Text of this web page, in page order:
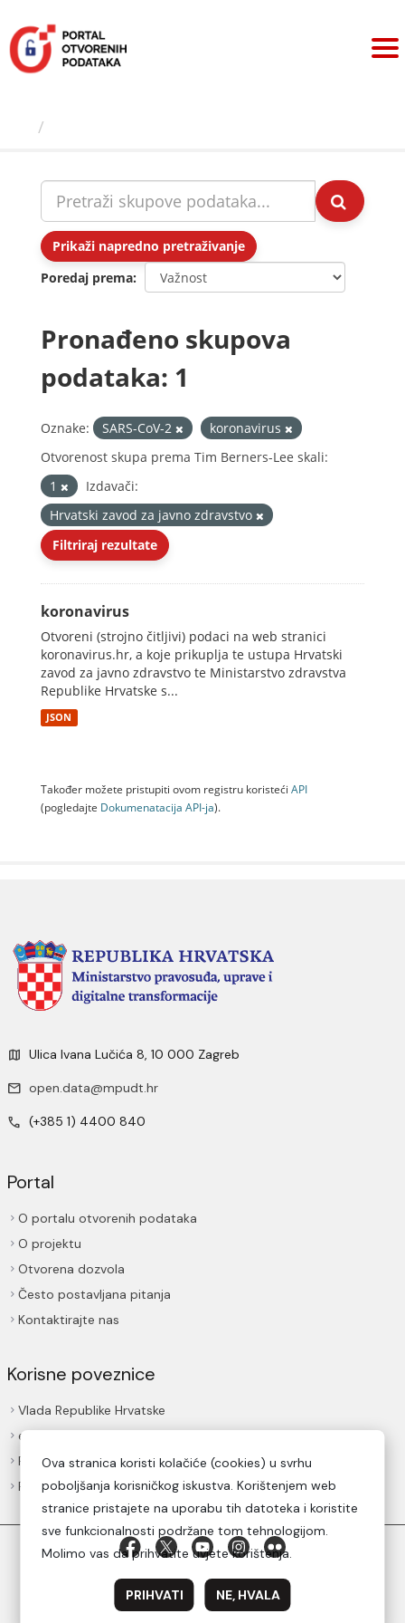
sadržaj
Prikaži napredno pretraživanje
Poredaj prema
Pronađeno skupova
podataka: 1
Oznake: SARS-CoV-2
koronavirus
Otvorenost skupa prema Tim Berners-Lee skali:
1
Izdavači:
Hrvatski zavod za javno zdravstvo
Filtriraj rezultate
koronavirus
Otvoreni (strojno čitljivi) podaci na web stranici
koronavirus.hr, a koje prikuplja te ustupa Hrvatski
zavod za javno zdravstvo te Ministarstvo zdravstva
Republike Hrvatske s...
JSON
Također možete pristupiti ovom registru koristeći API
(pogledajte Dokumenаtаcijа API-jа).